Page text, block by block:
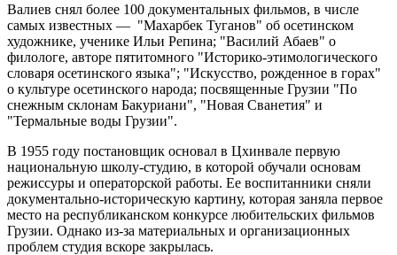
Валиев снял более 100 документальных фильмов, в числе
самых известных — "Махарбек Туганов" об осетинском
художнике, ученике Ильи Репина; "Василий Абаев" о
филологе, авторе пятитомного "Историко-этимологического
словаря осетинского языка"; "Искусство, рожденное в горах"
о культуре осетинского народа; посвященные Грузии "По
снежным склонам Бакуриани", "Новая Сванетия" и
"Термальные воды Грузии".
В 1955 году постановщик основал в Цхинвале первую
национальную школу-студию, в которой обучали основам
режиссуры и операторской работы. Ее воспитанники сняли
документально-историческую картину, которая заняла первое
место на республиканском конкурсе любительских фильмов
Грузии. Однако из-за материальных и организационных
проблем студия вскоре закрылась.